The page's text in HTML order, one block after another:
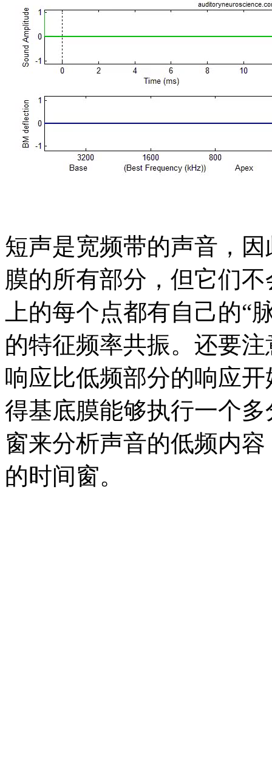
短声是宽频带的声音，
膜的所有部分，但它们
上的每个点都有自己的“
的特征频率共振。还要
响应比低频部分的响应
得基底膜能够执行一个
窗来分析声音的低频内
的时间窗。